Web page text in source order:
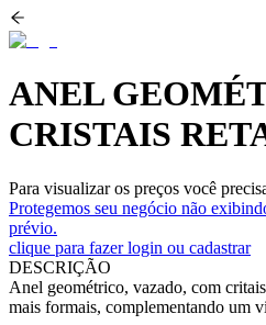
ANEL
CRISTAIS
Para visualizar os preços você
Protegemos seu negócio não
prévio.
clique para fazer login ou cadastrar
DESCRIÇÃO
Anel geométrico, vazado, com
mais formais, complementando um